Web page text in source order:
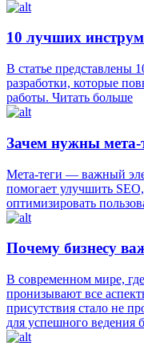
10 лучших
В статье представлены
разработки, которые
работы. Читать больше
Зачем нужны мета-
Мета-теги — важный
помогает улучшить
оптимизировать
Почему бизнесу
В современном мире,
пронизывают все
присутствия стало не
для успешного ведения